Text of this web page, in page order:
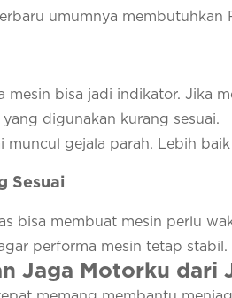
umumnya
mesin bisa jadi indikator. Jika
digunakan kurang sesuai.
gejala parah. Lebih
Sesuai
bisa membuat mesin perlu
performa mesin tetap stabil.
Jaga Motorku dari